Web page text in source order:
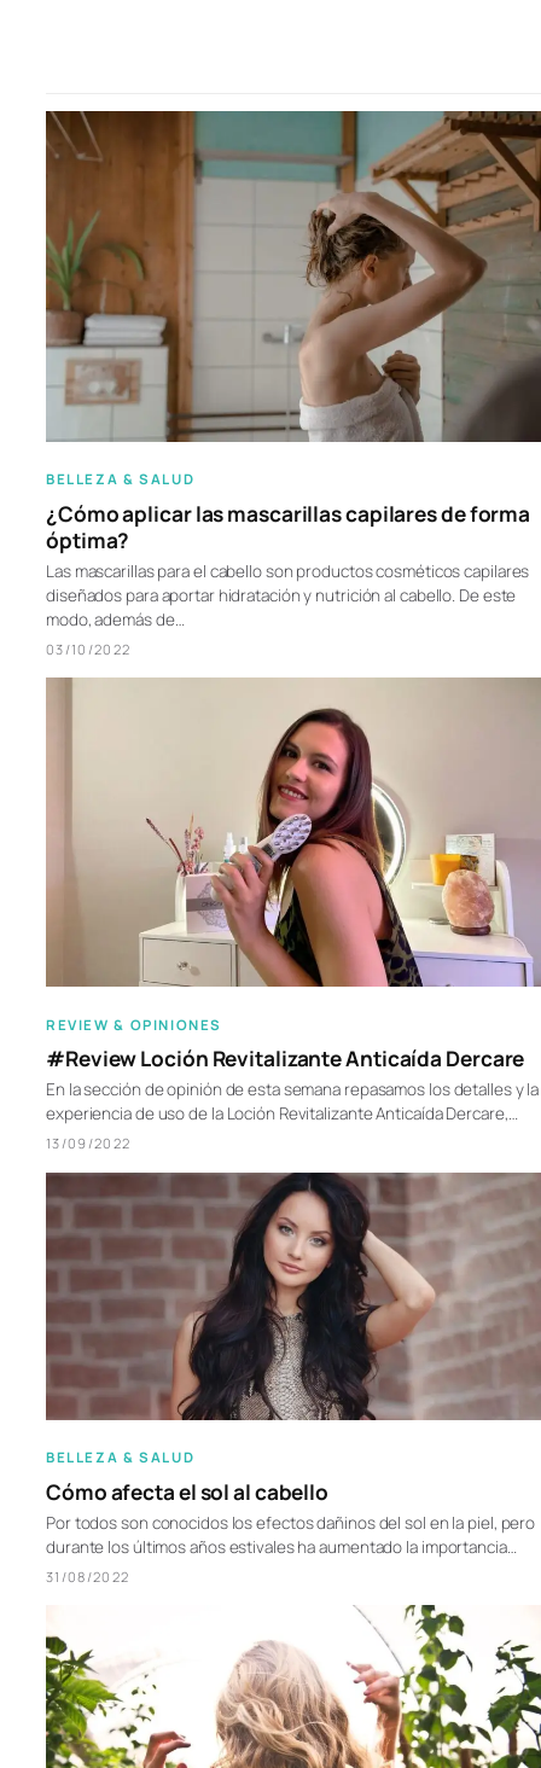
BELLEZA & SALUD
¿Cómo aplicar las mascarillas capilares de forma
óptima?
Las mascarillas para el cabello son productos cosméticos capilares
diseñados para aportar hidratación y nutrición al cabello. De este
modo, además de…
03/10/2022
REVIEW & OPINIONES
#Review Loción Revitalizante Anticaída Dercare
En la sección de opinión de esta semana repasamos los detalles y la
experiencia de uso de la Loción Revitalizante Anticaída Dercare,…
13/09/2022
BELLEZA & SALUD
Cómo afecta el sol al cabello
Por todos son conocidos los efectos dañinos del sol en la piel, pero
durante los últimos años estivales ha aumentado la importancia…
31/08/2022